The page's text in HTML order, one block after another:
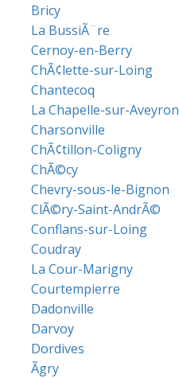
Bricy
La BussiÃ¨re
Cernoy-en-Berry
ChÃ¢lette-sur-Loing
Chantecoq
La Chapelle-sur-Aveyron
Charsonville
ChÃ¢tillon-Coligny
ChÃ©cy
Chevry-sous-le-Bignon
ClÃ©ry-Saint-AndrÃ©
Conflans-sur-Loing
Coudray
La Cour-Marigny
Courtempierre
Dadonville
Darvoy
Dordives
Ãgry